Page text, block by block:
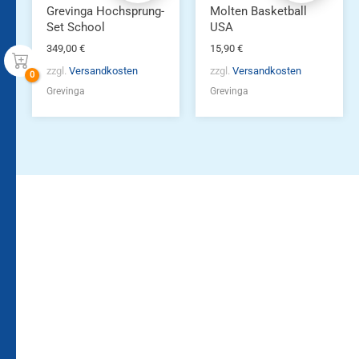
Grevinga Hochsprung-
Set School
349,00 €
zzgl. Versandkosten
Grevinga
Molten Basketball
USA
15,90 €
zzgl. Versandkosten
Grevinga